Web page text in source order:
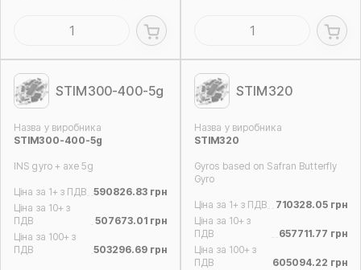
STIM300-400-5g
Назва у виробника
STIM300-400-5g
INS gyro + axe 5g
Ціна за 1+ з ПДВ 590826.83 грн
Ціна за 10+ з
ПДВ
507673.01 грн
Ціна за 100+ з
ПДВ
503296.69 грн
STIM320
Назва у виробника
STIM320
Gyros based on Safran Butterfly
Gyro
Ціна за 1+ з ПДВ
710328.05 грн
Ціна за 10+ з
ПДВ
657711.77 грн
Ціна за 100+ з
ПДВ
605094.22 грн